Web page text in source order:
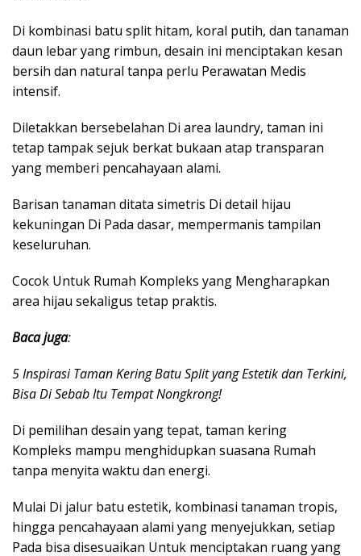
Di kombinasi batu split hitam, koral putih, dan tanaman
daun lebar yang rimbun, desain ini menciptakan kesan
bersih dan natural tanpa perlu Perawatan Medis
intensif.
Diletakkan bersebelahan Di area laundry, taman ini
tetap tampak sejuk berkat bukaan atap transparan
yang memberi pencahayaan alami.
Barisan tanaman ditata simetris Di detail hijau
kekuningan Di Pada dasar, mempermanis tampilan
keseluruhan.
Cocok Untuk Rumah Kompleks yang Mengharapkan
area hijau sekaligus tetap praktis.
Baca juga:
5 Inspirasi Taman Kering Batu Split yang Estetik dan Terkini,
Bisa Di Sebab Itu Tempat Nongkrong!
Di pemilihan desain yang tepat, taman kering
Kompleks mampu menghidupkan suasana Rumah
tanpa menyita waktu dan energi.
Mulai Di jalur batu estetik, kombinasi tanaman tropis,
hingga pencahayaan alami yang menyejukkan, setiap
Pada bisa disesuaikan Untuk menciptakan ruang yang